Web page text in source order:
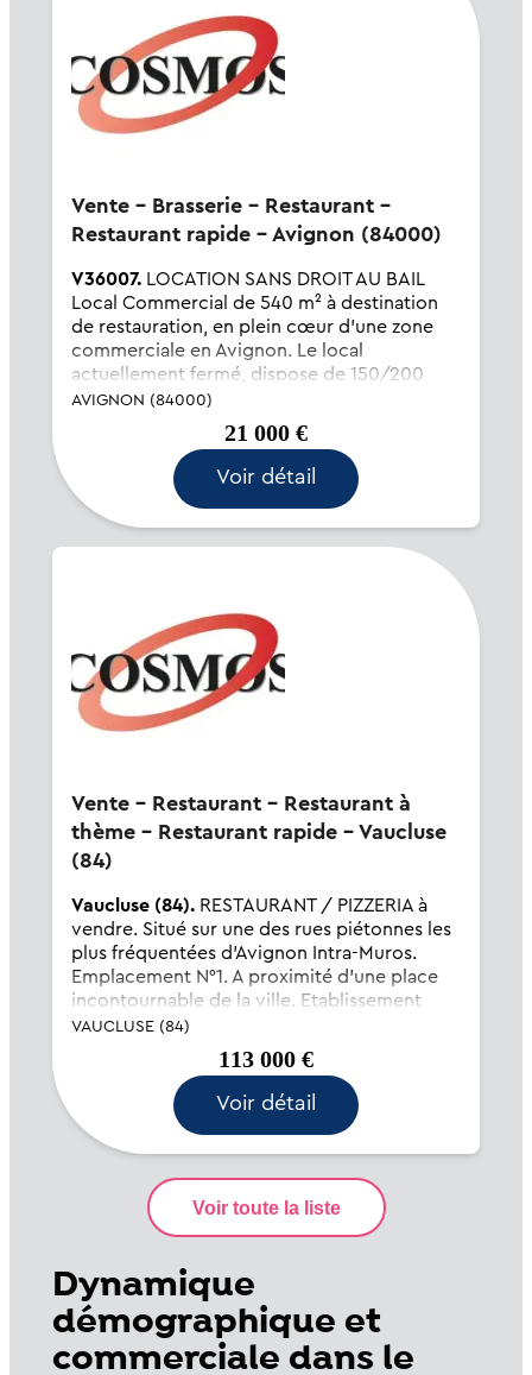
Vente - Brasserie - Restaurant -
Restaurant rapide - Avignon (84000)
V36007.LOCATION SANS DROIT AU BAIL
Local Commercial de 540 m² à destination
de restauration, en plein cœur d'une zone
commerciale en Avignon. Le local
actuellement fermé, dispose de 150/200
couverts en intérieur, Terrasse extérieure et
AVIGNON (84000)
21 000 €
Voir détail
Vente - Restaurant - Restaurant à
thème - Restaurant rapide - Vaucluse
(84)
Vaucluse (84).RESTAURANT / PIZZERIA à
vendre. Situé sur une des rues piétonnes les
plus fréquentées d'Avignon Intra-Muros.
Emplacement N°1. A proximité d'une place
incontournable de la ville. Etablissement
proposant une vingtaine de couverts à
VAUCLUSE (84)
113 000 €
Voir détail
Dynamique
démographique et
commerciale dans le